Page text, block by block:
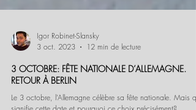
3 oct. 2023
12 min de lecture
3 OCTOBRE: FÊTE NATIONALE D’ALLEMAGNE.
RETOUR À BERLIN